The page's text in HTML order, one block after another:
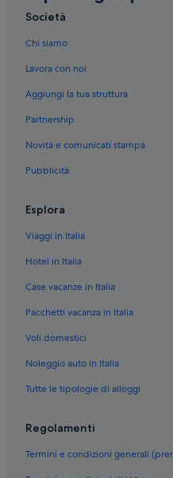
Società
Chi siamo
Lavora con noi
Aggiungi la tua struttura
Partnership
Novità e comunicati stampa
Pubblicità
Esplora
Viaggi in Italia
Hotel in Italia
Case vacanze in Italia
Pacchetti vacanza in Italia
Voli domestici
Noleggio auto in Italia
Tutte le tipologie di alloggi
Regolamenti
Termini e condizioni generali